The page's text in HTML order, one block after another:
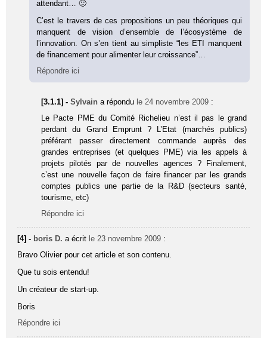
attendant… 🙂
C’est le travers de ces propositions un peu théoriques qui
manquent de vision d’ensemble de l’écosystème de
l’innovation. On s’en tient au simpliste “les ETI manquent
de financement pour alimenter leur croissance”…
Répondre ici
[3.1.1] -Sylvain a répondu le 24 novembre 2009 :
Le Pacte PME du Comité Richelieu n’est il pas le grand
perdant du Grand Emprunt ? L’Etat (marchés publics)
préférant passer directement commande auprès des
grandes entreprises (et quelques PME) via les appels à
projets pilotés par de nouvelles agences ? Finalement,
c’est une nouvelle façon de faire financer par les grands
comptes publics une partie de la R&D (secteurs santé,
tourisme, etc)
Répondre ici
[4] - boris D. a écrit le 23 novembre 2009 :
Bravo Olivier pour cet article et son contenu.
Que tu sois entendu!
Un créateur de start-up.
Boris
Répondre ici